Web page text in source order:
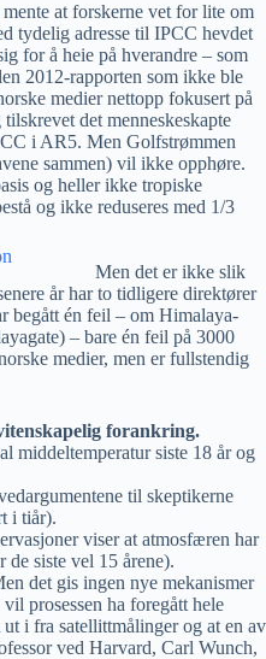
at forskerne vet for lite om
tydelig adresse til IPCC hevdet
for å heie på hverandre – som
2012-rapporten som ikke ble
medier nettopp fokusert på
det menneskeskapte
i AR5. Men Golfstrømmen
sammen) vil ikke opphøre.
og heller ikke tropiske
og ikke reduseres med 1/3
Men det er ikke slik
år har to tidligere direktører
begått én feil – om Himalaya-
– bare én feil på 3000
medier, men er fullstendig
forankring.
middeltemperatur siste 18 år og
til skeptikerne
i tiår).
viser at atmosfæren har
siste vel 15 årene).
det gis ingen nye mekanismer
prosessen ha foregått hele
i fra satellittmålinger og at en av
ved Harvard, Carl Wunch,